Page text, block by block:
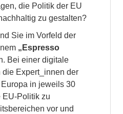
die Politik der EU
zu gestalten?
Sie im Vorfeld der
„Espresso
Bei einer digitale
die Expert_innen der
in jeweils 30
EU-Politik zu
vor und